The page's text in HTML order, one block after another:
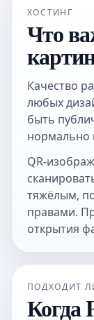
ХОСТИНГ
Что
Качество
любых
быть
нормально
QR-
тяжёлым,
правами.
открытия
ПОДХОДИТ
Когда